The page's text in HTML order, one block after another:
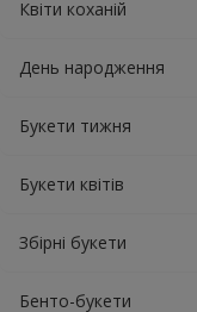
Квіти коханій
День народження
Букети тижня
Букети квітів
Збірні букети
Бенто-букети